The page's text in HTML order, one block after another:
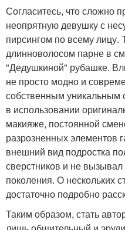
Согласитесь, что сложно
неопрятную девушку с
пирсингом по всему лицу.
длинноволосом парне в
"Дедушкиной" рубашке.
не просто модно и
собственным уникальным
в использовании
макияже, постоянной
разрозненных элементов
внешний вид подростка
сверстников и не
поколения. О нескольких
достаточно подробно
Таким образом, стать